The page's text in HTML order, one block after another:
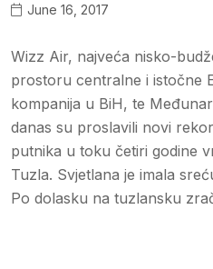
June 16, 2017
Wizz Air, najveća nisko-
prostoru centralne i istočne
kompanija u BiH, te
danas su proslavili novi
putnika u toku četiri godine
Tuzla. Svjetlana je imala
Po dolasku na tuzlansku